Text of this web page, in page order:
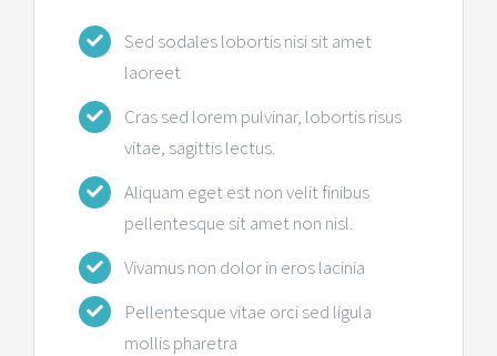
Sed sodales lobortis nisi sit amet
laoreet
Cras sed lorem pulvinar, lobortis risus
vitae, sagittis lectus.
Aliquam eget est non velit finibus
pellentesque sit amet non nisl.
Vivamus non dolor in eros lacinia
Pellentesque vitae orci sed ligula
mollis pharetra